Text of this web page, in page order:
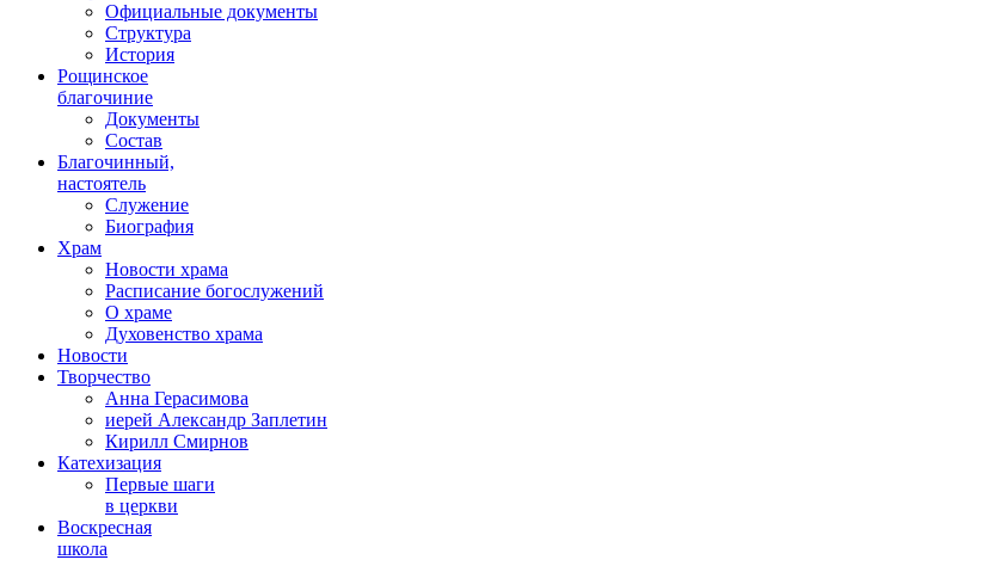
Официальные документы
Структура
История
Рощинское
благочиние
Документы
Состав
Благочинный,
настоятель
Служение
Биография
Храм
Новости храма
Расписание богослужений
О храме
Духовенство храма
Новости
Творчество
Анна Герасимова
иерей Александр Заплетин
Кирилл Смирнов
Катехизация
Первые шаги
в церкви
Воскресная
школа